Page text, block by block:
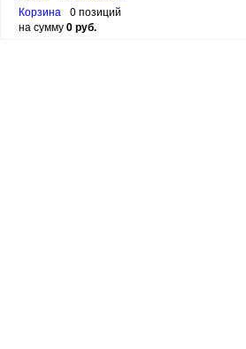
Корзина
0 позиций
на сумму0 руб.